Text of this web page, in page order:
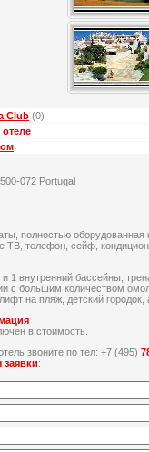
Club (0)
072 Portugal
полностью оборудованная
ТВ, телефон, сейф,
1 внутренний бассейны,
с большим количеством
на пляж, детский городок,
в стоимость.
звоните по тел: +7 (495)
: